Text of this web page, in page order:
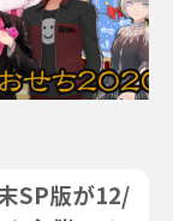
SP版が12/